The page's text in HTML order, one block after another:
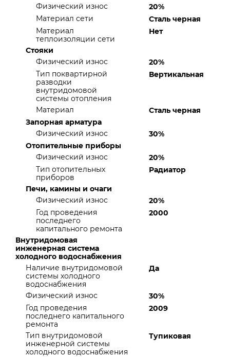
Физический износ
20%
Материал сети
Сталь черная
Материал
теплоизоляции сети
Нет
Стояки
Физический износ
20%
Тип поквартирной
разводки
внутридомовой
системы отопления
Вертикальная
Материал
Сталь черная
Запорная арматура
Физический износ
30%
Отопительные приборы
Физический износ
20%
Тип отопительных
приборов
Радиатор
Печи, камины и очаги
Физический износ
20%
Год проведения
последнего
капитального ремонта
2000
Внутридомовая
инженерная система
холодного водоснабжения
Наличие внутридомовой
системы холодного
водоснабжения
Да
Физический износ
30%
Год проведения
последнего капитального
ремонта
2009
Тип внутридомовой
инженерной системы
холодного водоснабжения
Тупиковая